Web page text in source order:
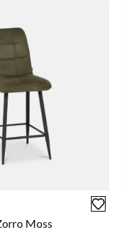
Moss